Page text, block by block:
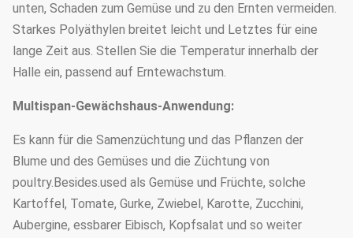
Standard: 60mm, 50X70mm,
40x80mm, 80X80mm… usw.
Stahlrohrstärke
1.5mm, 2.0mm, 2.5mm, 3.0mm,
3.5mm oder besonders
Grundlage Punktbetonsockel
unten, Schaden zum Gemüse und zu den Ernten vermeiden.
Starkes Polyäthylen breitet leicht und Letztes für eine
lange Zeit aus. Stellen Sie die Temperatur innerhalb der
Halle ein, passend auf Erntewachstum.
Multispan-Gewächshaus-Anwendung:
Es kann für die Samenzüchtung und das Pflanzen der
Blume und des Gemüses und die Züchtung von
poultry.Besides.used als Gemüse und Früchte, solche
Kartoffel, Tomate, Gurke, Zwiebel, Karotte, Zucchini,
Aubergine, essbarer Eibisch, Kopfsalat und so weiter